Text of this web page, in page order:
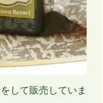
して販売していま